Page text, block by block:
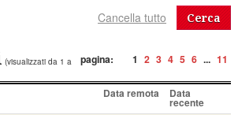
Cerca
pagina: 1 2 3 4 5 6 ... 11
(visualizzati da 1 a
Data remota Data
recente